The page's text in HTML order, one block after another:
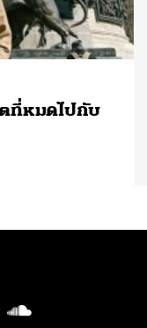
ที่หมดไปกับ